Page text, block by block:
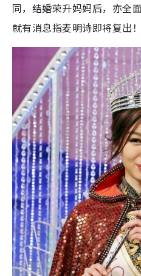
同，结婚荣升妈妈后，亦全
就有消息指麦明诗即将复出！